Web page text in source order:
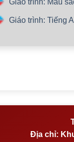
Giáo trình: Tiếng
Địa chỉ: